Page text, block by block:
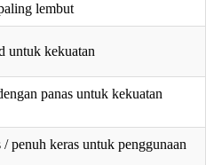
lembut
untuk kekuatan
panas untuk kekuatan
/ penuh keras untuk penggunaan